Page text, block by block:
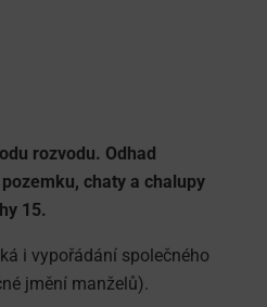
rozvodu. Odhad
chaty a chalupy
15.
i vypořádání společného
jmění manželů).